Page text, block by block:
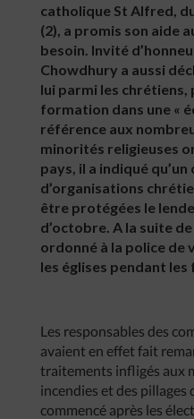
catholique St Alfred,
(2), a promis son aide
besoin. Invité
Chowdhury a aussi
lui parmi les chrétiens,
formation dans une «
référence aux
minorités religieuses
pays, il a indiqué
d’organisations
être protégées le
d’octobre. A la suite
ordonné à la police de
les églises pendant les
Les responsables des
avaient en effet fait
traitements infligés aux
incendies et des pillages
commencé après les